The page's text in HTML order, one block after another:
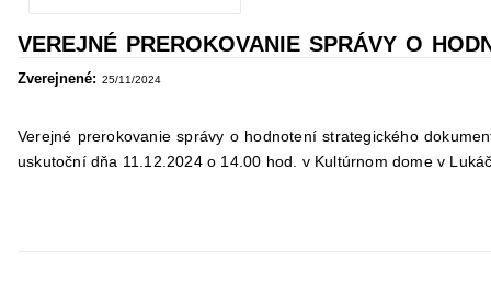
VEREJNÉ PREROKOVANIE SPRÁVY O
Zverejnené: 25/11/2024
Verejné prerokovanie správy o hodnotení strategického
uskutoční dňa 11.12.2024 o 14.00 hod. v Kultúrnom dome v